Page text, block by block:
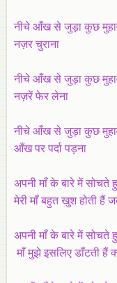
नीचे आँख से जुड़ा कुछ
नज़र चुराना
नीचे आँख से जुड़ा कुछ
नज़रें फेर लेना
नीचे आँख से जुड़ा कुछ
आँख पर पर्दा पड़ना
अपनी माँ के बारे में सोचते
मेरी माँ बहुत खुश होती हैं जब
अपनी माँ के बारे में सोचते
माँ मुझे इसलिए डाँटती हैं